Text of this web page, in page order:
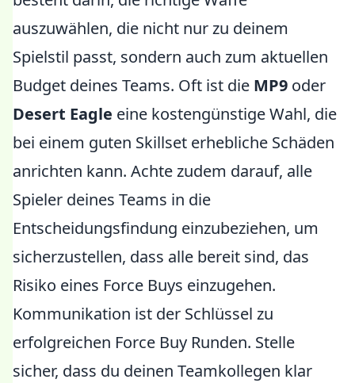
auszuwählen, die nicht nur zu deinem
Spielstil passt, sondern auch zum aktuellen
Budget deines Teams. Oft ist die MP9 oder
Desert Eagle eine kostengünstige Wahl, die
bei einem guten Skillset erhebliche Schäden
anrichten kann. Achte zudem darauf, alle
Spieler deines Teams in die
Entscheidungsfindung einzubeziehen, um
sicherzustellen, dass alle bereit sind, das
Risiko eines Force Buys einzugehen.
Kommunikation ist der Schlüssel zu
erfolgreichen Force Buy Runden. Stelle
sicher, dass du deinen Teamkollegen klar